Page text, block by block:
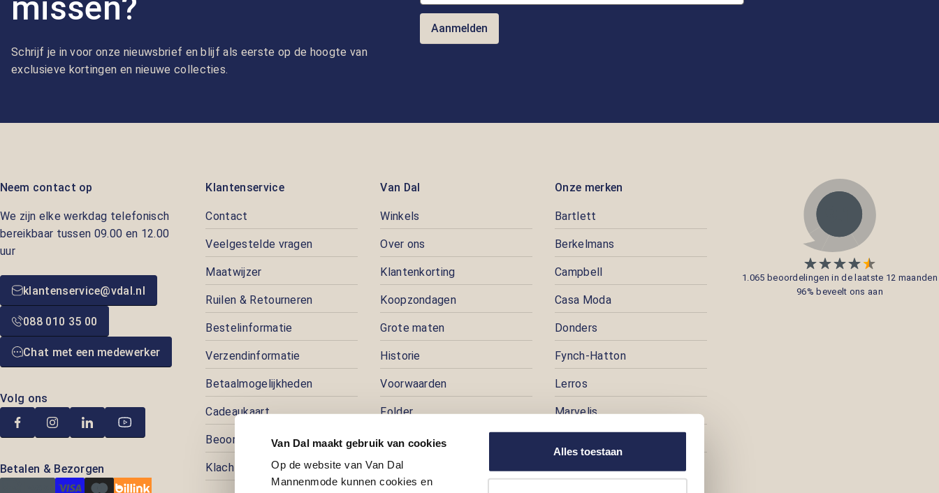
Van Dal maakt gebruik van cookies
Op de website van Van Dal
Mannenmode kunnen cookies en
Alles toestaan
missen?
Schrijf je in voor onze nieuwsbrief en blijf als eerste op de hoogte van
exclusieve kortingen en nieuwe collecties.
Aanmelden
Neem contact op
We zijn elke werkdag telefonisch
bereikbaar tussen 09.00 en 12.00
uur
klantenservice@vdal.nl
088 010 35 00
Chat met een medewerker
Volg ons
Betalen & Bezorgen
Klantenservice
Contact
Veelgestelde vragen
Maatwijzer
Ruilen & Retourneren
Bestelinformatie
Verzendinformatie
Betaalmogelijkheden
Cadeaukaart
Beoordelingen
Klachtenafhandeling
Van Dal
Winkels
Over ons
Klantenkorting
Koopzondagen
Grote maten
Historie
Voorwaarden
Folder
Pers
Prijspuzzel
Onze merken
Bartlett
Berkelmans
Campbell
Casa Moda
Donders
Fynch-Hatton
Lerros
Marvelis
1.065 beoordelingen in de laatste 12 maanden
96% beveelt ons aan